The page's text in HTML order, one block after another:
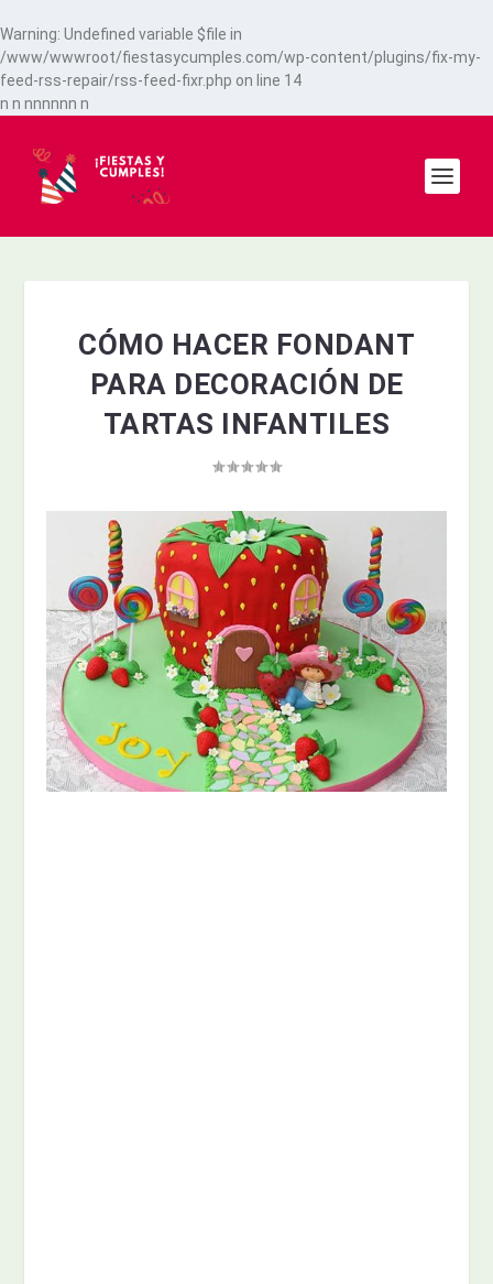
Warning: Undefined variable $file in
/www/wwwroot/fiestasycumples.com/wp-content/plugins/fix-my-
feed-rss-repair/rss-feed-fixr.php on line 14
n n nnnnnn n
CÓMO HACER FONDANT
PARA DECORACIÓN DE
TARTAS INFANTILES